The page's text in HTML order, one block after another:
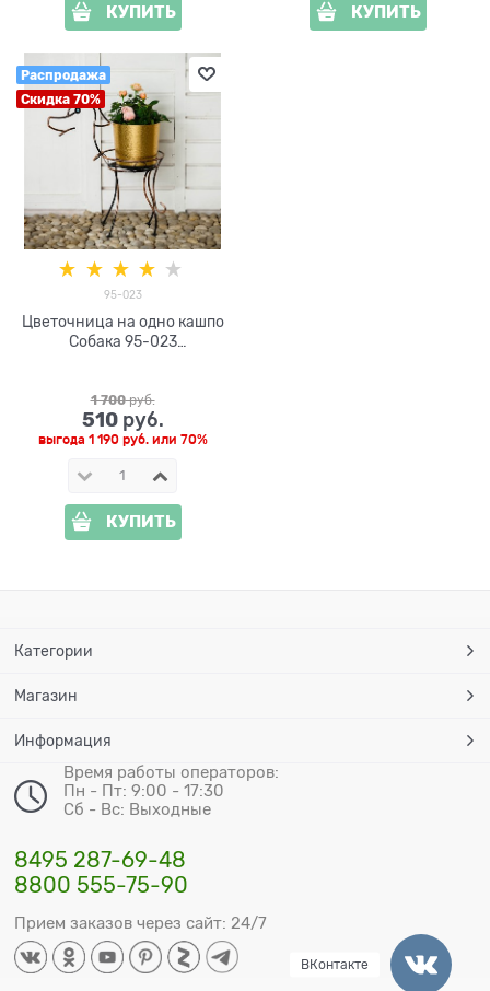
КУПИТЬ КУПИТЬ
Распродажа
Скидка 70%
95-023
Цветочница на одно кашпо
Собака 95-023
1 700 руб.
510 руб.
выгода 1 190 руб.или 70%
КУПИТЬ
Категории
Магазин
Информация
Время работы операторов:
Пн - Пт: 9:00 - 17:30
Сб - Вс: Выходные
8495 287-69-48
8800 555-75-90
Прием заказов через сайт: 24/7
ВКонтакте